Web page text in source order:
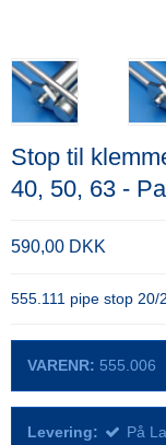
Stop til
40, 50, 63 -
590,00 DKK
555.111 pipe stop 20/
VARENR: 555.006
Levering: På